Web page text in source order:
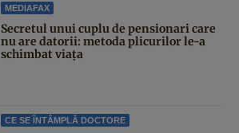
MEDIAFAX
Secretul unui cuplu de pensionari care
nu are datorii: metoda plicurilor le-a
schimbat viața
CE SE ÎNTÂMPLĂ DOCTORE